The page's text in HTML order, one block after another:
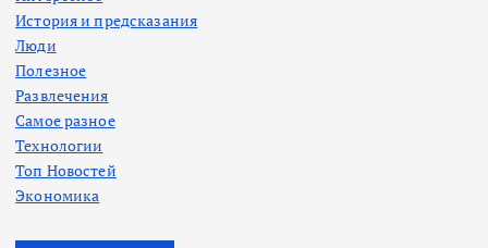
История и предсказания
Люди
Полезное
Развлечения
Самое разное
Технологии
Топ Новостей
Экономика